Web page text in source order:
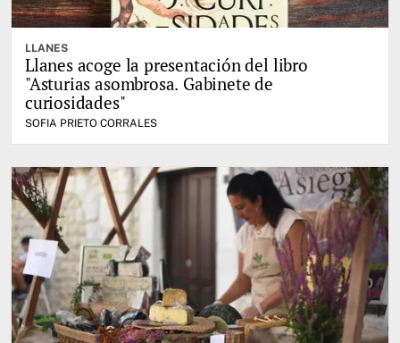
LLANES
Llanes acoge la presentación del libro
"Asturias asombrosa. Gabinete de
curiosidades"
SOFIA PRIETO CORRALES